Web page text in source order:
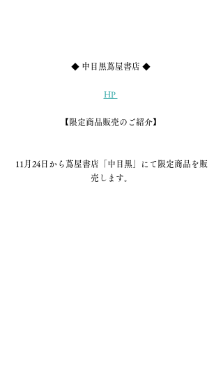
◆ 中目黒蔦屋書店 ◆
HP
【限定商品販売のご紹介】
11月24日から蔦屋書店「中目黒」にて限定商品を販
売します。